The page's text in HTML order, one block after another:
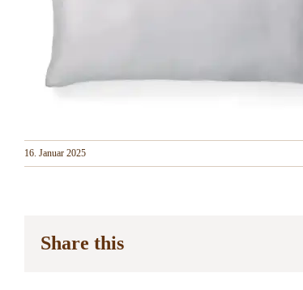
16. Januar 2025
Share this